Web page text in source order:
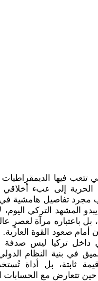
تتعب فيها
الحرية إلى عبء
تفاصيل هامشية في
المشهد التركي
بل باعتباره مرآة لعصرٍ
أمام صعود القوة
داخل تركيا ليس صدفة
في بنية النظام
قيمة ثابتة، بل أداة
حين تتعارض مع الحسابات